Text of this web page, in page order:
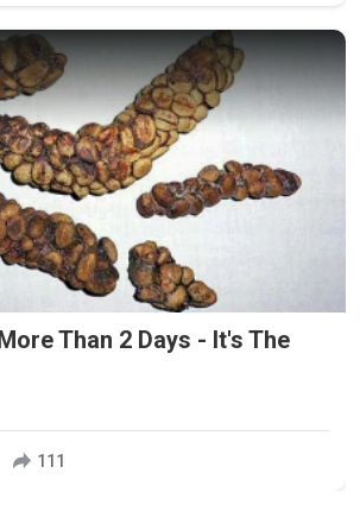
Than 2 Days - It's The
111